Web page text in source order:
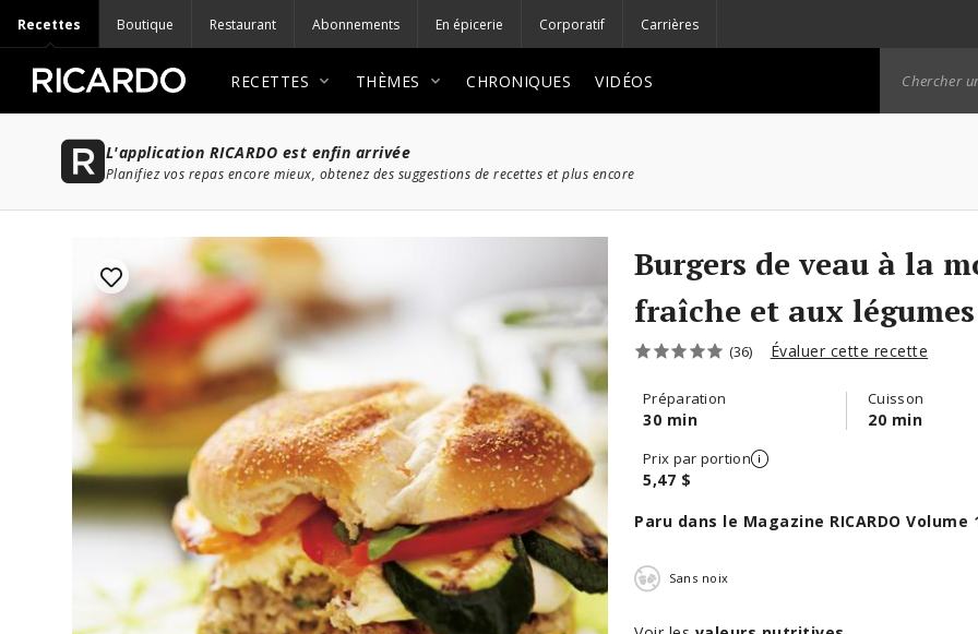
Recettes Boutique Restaurant Abonnements En épicerie Corporatif Carrières
RECETTES THÈMES CHRONIQUES VIDÉOS
L'application RICARDO est enfin arrivée
Planifiez vos repas encore mieux, obtenez des suggestions de recettes et plus encore
Burgers de veau à la
fraîche et aux légumes
(36) Évaluer cette recette
Préparation
30 min
Cuisson
20 min
Prix par portion
5,47 $
Paru dans le Magazine RICARDO Volume
Sans noix